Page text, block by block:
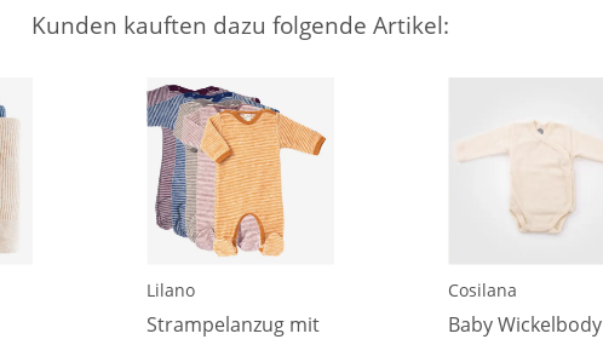
Kunden kauften dazu folgende Artikel:
Lilano
Strampelanzug mit
Cosilana
Baby Wickelbody